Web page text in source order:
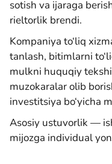
sotish va ijaraga
rieltorlik brendi.
Kompaniya to‘liq
tanlash, bitimlarni
mulkni huquqiy
muzokaralar olib
investitsiya bo‘yicha
Asosiy ustuvorlik —
mijozga individual